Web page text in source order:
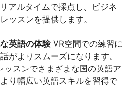
アルタイムで採点し、ビジネ
ッスンを提供します。
英語の体験VR空間での練習に
がよりスムーズになります。
ッスンでさまざまな国の英語ア
り幅広い英語スキルを習得で